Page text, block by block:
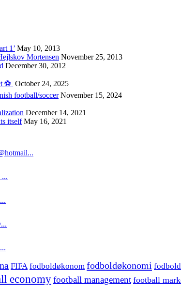
1’ May 10, 2013
Mortensen November 25, 2013
December 30, 2012
⚽️ October 24, 2025
football/soccer November 15, 2024
December 14, 2021
itself May 16, 2021
...
FIFA fodboldøkonom fodboldøkonomi
economyfootball management football